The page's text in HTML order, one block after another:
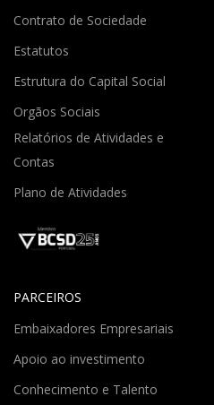
Contrato de Sociedade
Estatutos
Estrutura do Capital Social
Orgãos Sociais
Relatórios de Atividades e
Contas
Plano de Atividades
PARCEIROS
Embaixadores Empresariais
Apoio ao investimento
Conhecimento e Talento